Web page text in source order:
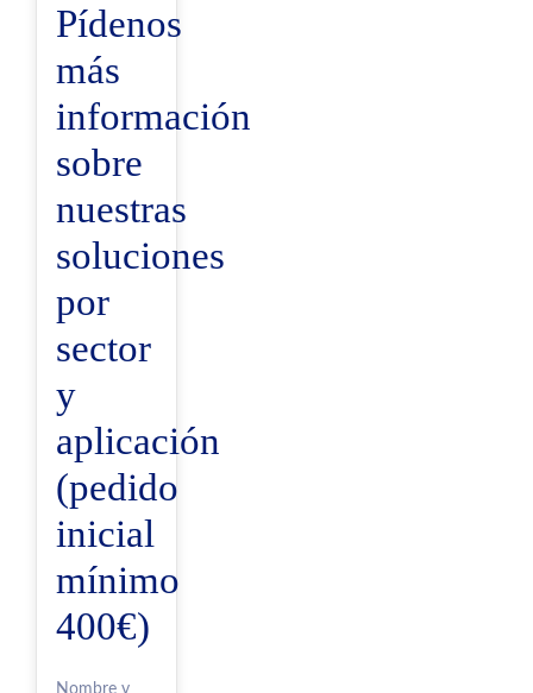
Pídenos
más
información
sobre
nuestras
soluciones
por
sector
y
aplicación
(pedido
inicial
mínimo
400€)
Nombre y